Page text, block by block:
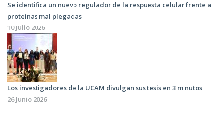
Se identifica un nuevo regulador de la respuesta celular frente a
proteínas mal plegadas
10 Julio 2026
Los investigadores de la UCAM divulgan sus tesis en 3 minutos
26 Junio 2026